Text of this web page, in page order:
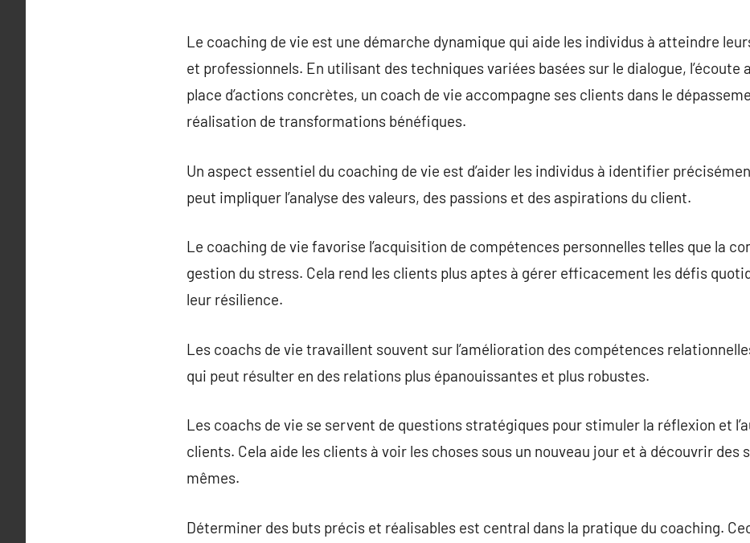
Le coaching de vie est une démarche dynamique qui aide les individus à atteindre
et professionnels. En utilisant des techniques variées basées sur le dialogue, l’écoute
place d’actions concrètes, un coach de vie accompagne ses clients dans le
réalisation de transformations bénéfiques.
Un aspect essentiel du coaching de vie est d’aider les individus à identifier
peut impliquer l’analyse des valeurs, des passions et des aspirations du client.
Le coaching de vie favorise l’acquisition de compétences personnelles telles que la
gestion du stress. Cela rend les clients plus aptes à gérer efficacement les défis
leur résilience.
Les coachs de vie travaillent souvent sur l’amélioration des compétences
qui peut résulter en des relations plus épanouissantes et plus robustes.
Les coachs de vie se servent de questions stratégiques pour stimuler la réflexion et
clients. Cela aide les clients à voir les choses sous un nouveau jour et à découvrir des
mêmes.
Déterminer des buts précis et réalisables est central dans la pratique du coaching.